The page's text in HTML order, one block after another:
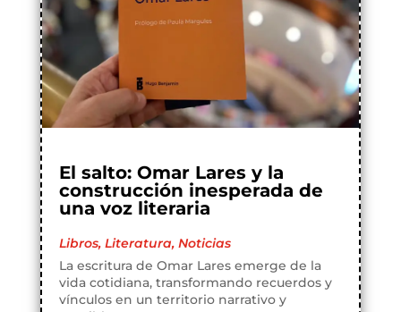
El salto: Omar Lares y la
construcción inesperada de
una voz literaria
Libros, Literatura, Noticias
La escritura de Omar Lares emerge de la
vida cotidiana, transformando recuerdos y
vínculos en un territorio narrativo y